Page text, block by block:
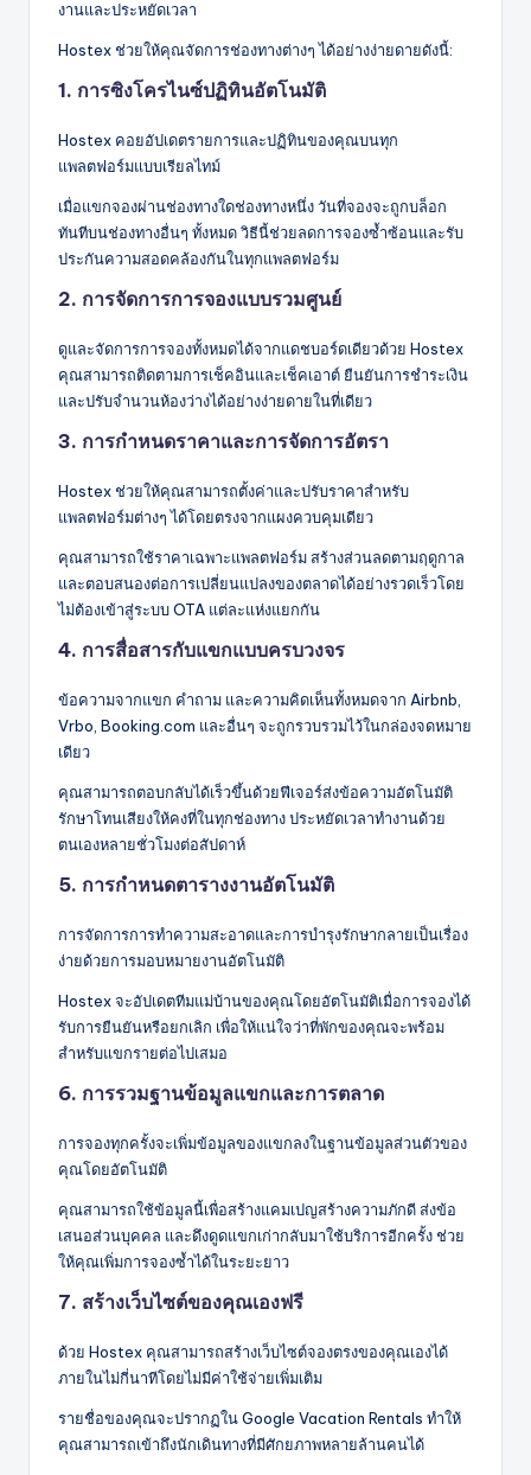
งานและประหยัดเวลา
Hostex ช่วยให้คุณจัดการช่องทางต่างๆ ได้อย่างง่ายดายดังนี้:
1. การซิงโครไนซ์ปฏิทินอัตโนมัติ
Hostex คอยอัปเดตรายการและปฏิทินของคุณบนทุก
แพลตฟอร์มแบบเรียลไทม์
เมื่อแขกจองผ่านช่องทางใดช่องทางหนึ่ง วันที่จองจะถูกบล็อก
ทันทีบนช่องทางอื่นๆ ทั้งหมด วิธีนี้ช่วยลดการจองซ้ำซ้อนและรับ
ประกันความสอดคล้องกันในทุกแพลตฟอร์ม
2. การจัดการการจองแบบรวมศูนย์
ดูและจัดการการจองทั้งหมดได้จากแดชบอร์ดเดียวด้วย Hostex
คุณสามารถติดตามการเช็คอินและเช็คเอาต์ ยืนยันการชำระเงิน
และปรับจำนวนห้องว่างได้อย่างง่ายดายในที่เดียว
3. การกำหนดราคาและการจัดการอัตรา
Hostex ช่วยให้คุณสามารถตั้งค่าและปรับราคาสำหรับ
แพลตฟอร์มต่างๆ ได้โดยตรงจากแผงควบคุมเดียว
คุณสามารถใช้ราคาเฉพาะแพลตฟอร์ม สร้างส่วนลดตามฤดูกาล
และตอบสนองต่อการเปลี่ยนแปลงของตลาดได้อย่างรวดเร็วโดย
ไม่ต้องเข้าสู่ระบบ OTA แต่ละแห่งแยกกัน
4. การสื่อสารกับแขกแบบครบวงจร
ข้อความจากแขก คำถาม และความคิดเห็นทั้งหมดจาก Airbnb,
Vrbo, Booking.com และอื่นๆ จะถูกรวบรวมไว้ในกล่องจดหมาย
เดียว
คุณสามารถตอบกลับได้เร็วขึ้นด้วยฟีเจอร์ส่งข้อความอัตโนมัติ
รักษาโทนเสียงให้คงที่ในทุกช่องทาง ประหยัดเวลาทำงานด้วย
ตนเองหลายชั่วโมงต่อสัปดาห์
5. การกำหนดตารางงานอัตโนมัติ
การจัดการการทำความสะอาดและการบำรุงรักษากลายเป็นเรื่อง
ง่ายด้วยการมอบหมายงานอัตโนมัติ
Hostex จะอัปเดตทีมแม่บ้านของคุณโดยอัตโนมัติเมื่อการจองได้
รับการยืนยันหรือยกเลิก เพื่อให้แน่ใจว่าที่พักของคุณจะพร้อม
สำหรับแขกรายต่อไปเสมอ
6. การรวมฐานข้อมูลแขกและการตลาด
การจองทุกครั้งจะเพิ่มข้อมูลของแขกลงในฐานข้อมูลส่วนตัวของ
คุณโดยอัตโนมัติ
คุณสามารถใช้ข้อมูลนี้เพื่อสร้างแคมเปญสร้างความภักดี ส่งข้อ
เสนอส่วนบุคคล และดึงดูดแขกเก่ากลับมาใช้บริการอีกครั้ง ช่วย
ให้คุณเพิ่มการจองซ้ำได้ในระยะยาว
7. สร้างเว็บไซต์ของคุณเองฟรี
ด้วย Hostex คุณสามารถสร้างเว็บไซต์จองตรงของคุณเองได้
ภายในไม่กี่นาทีโดยไม่มีค่าใช้จ่ายเพิ่มเติม
รายชื่อของคุณจะปรากฏใน Google Vacation Rentals ทำให้
คุณสามารถเข้าถึงนักเดินทางที่มีศักยภาพหลายล้านคนได้